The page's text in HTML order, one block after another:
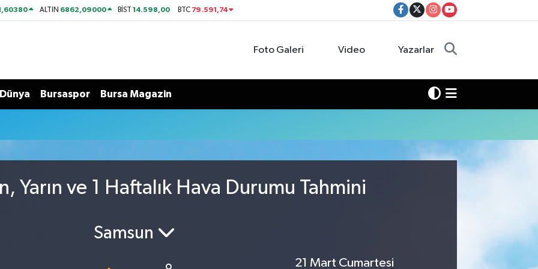
ALTIN 6862,09000 BİST14.598,00 BTC 79.591,74
Foto Galeri Video Yazarlar
Dünya Bursaspor Bursa Magazin
Yarın ve 1 Haftalık Hava Durumu Tahmini
Samsun
21 Mart Cumartesi